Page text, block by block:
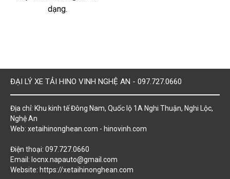
dạng.
ĐẠI LÝ XE TẢI HINO VINH NGHỆ AN - 097.727.0660
Địa chỉ: Khu kinh tế Đông Nam, Quốc lộ 1A Nghi Thuận, Nghi Lộc,
Nghệ An
Web: xetaihinonghean.com - hinovinh.com
Điện thoại: 097.727.0660
Email: locnx.napauto@gmail.com
Website: https://xetaihinonghean.com